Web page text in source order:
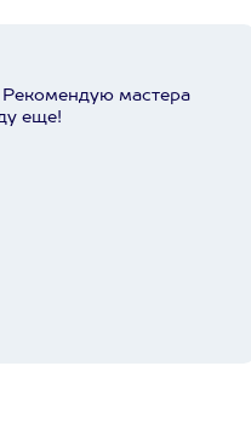
мастера
еще!